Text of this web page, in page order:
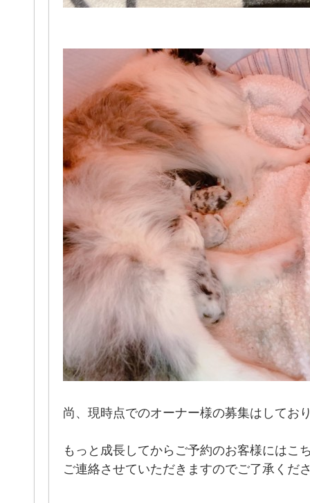
尚、現時点でのオーナー様の募集はしてお
もっと成長してからご予約のお客様にはこ
ご連絡させていただきますのでご了承くだ